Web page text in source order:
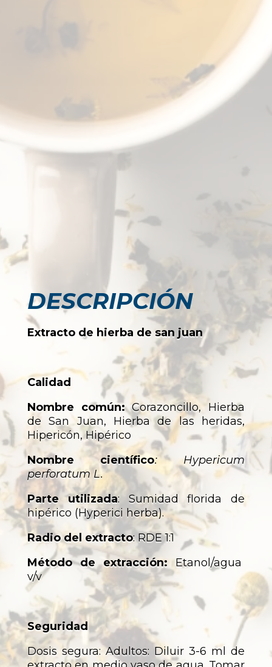
DESCRIPCIÓN
Extracto de hierba de san juan
Calidad
Nombre común:Corazoncillo, Hierba
de San Juan, Hierba de las heridas,
Hipericón, Hipérico
Nombre científico: Hypericum
perforatum L.
Parte utilizada: Sumidad florida de
hipérico (Hyperici herba).
Radio del extracto: RDE 1:1
Método de extracción:Etanol/agua
v/v
Seguridad
Dosis segura: Adultos: Diluir 3-6 ml de